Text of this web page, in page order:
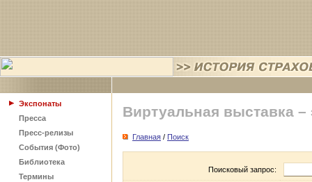
Экспонаты
Пресса
Пресс-релизы
События (Фото)
Библиотека
Термины
Виртуальная выставка –
Главная / Поиск
Поисковый запрос: